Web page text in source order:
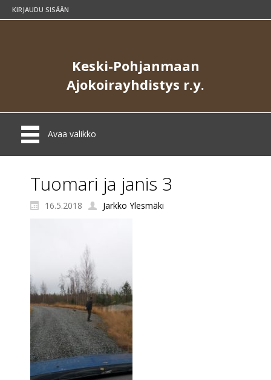
KIRJAUDU SISÄÄN
Keski-Pohjanmaan
Ajokoirayhdistys r.y.
Avaa valikko
Tuomari ja janis 3
16.5.2018 Jarkko Ylesmäki